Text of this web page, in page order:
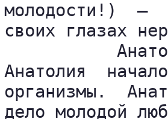
молодости!)  –
своих глазах
Анатолия
организмы.
дело молодой